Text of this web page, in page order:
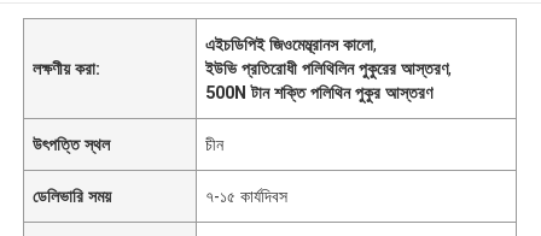
লক্ষণীয় করা:
এইচডিপিই জিওমেম্ব্রানস কালো,
ইউভি প্রতিরোধী পলিথিলিন পুকুরের আস্তরণ,
500N টান শক্তি পলিথিন পুকুর আস্তরণ
উৎপত্তি স্থল চীন
ডেলিভারি সময় ৭-১৫ কার্যদিবস